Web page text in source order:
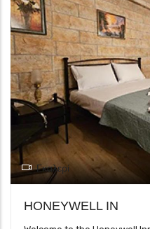
Γκαλερί
HONEYWELL IN